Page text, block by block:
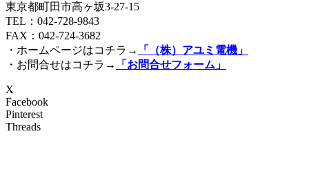
東京都町田市高ヶ坂3‐27‐15
TEL：042-728-9843
FAX：042-724-3682
・ホームページはコチラ→
「（株）アユミ電機」
・お問合せはコチラ→
「お問合せフォーム」
X
Facebook
Pinterest
Threads